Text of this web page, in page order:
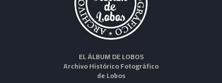
EL ÁLBUM DE LOBOS
Archivo Histórico Fotográfico
de Lobos